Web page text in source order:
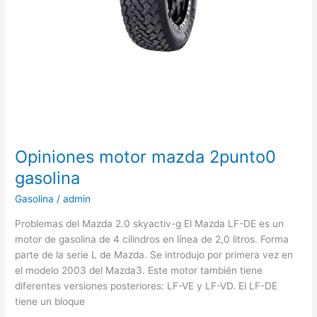
Opiniones motor mazda 2punto0
gasolina
Gasolina /admin
Problemas del Mazda 2.0 skyactiv-g El Mazda LF-DE es un
motor de gasolina de 4 cilindros en línea de 2,0 litros. Forma
parte de la serie L de Mazda. Se introdujo por primera vez en
el modelo 2003 del Mazda3. Este motor también tiene
diferentes versiones posteriores: LF-VE y LF-VD. El LF-DE
tiene un bloque